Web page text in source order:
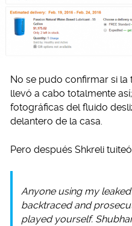
No se pudo confirmar si
llevó a cabo totalmente
fotográficas del fluido
delantero de la casa.
Pero después Shkreli
Anyone using my
backtraced and
played yourself.